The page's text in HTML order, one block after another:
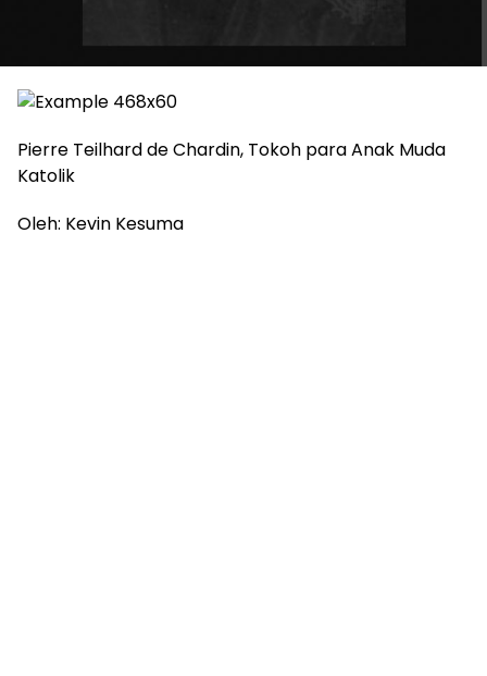
Pierre Teilhard de Chardin, Tokoh para Anak Muda
Katolik
Oleh: Kevin Kesuma